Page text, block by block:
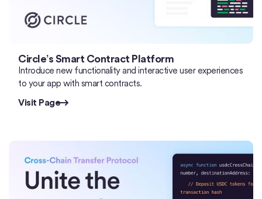
Circle’s Smart Contract Platform
Introduce new functionality and interactive user experiences
to your app with smart contracts.
Visit Page